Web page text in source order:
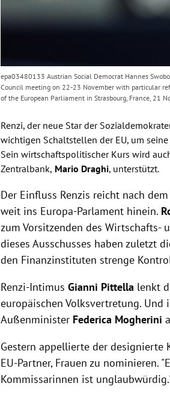
epa03480133 Austrian Social Democrat Hannes
Council meeting on 22-23 November with particular
of the European Parliament in Strasbourg, France, 21
Renzi, der neue Star der
wichtigen Schaltstellen der EU, um
Sein wirtschaftspolitischer Kurs wird
Zentralbank, Mario Draghi, unterstützt.
Der Einfluss Renzis reicht nach
weit ins Europa-Parlament hinein.
zum Vorsitzenden des Wirtschafts-
dieses Ausschusses haben zuletzt
den Finanzinstituten strenge
Renzi-IntimusGianni Pittella lenkt
europäischen Volksvertretung.
Außenminister Federica Mogherini
Gestern appellierte der
EU-Partner, Frauen zu nominieren.
Kommissarinnen ist